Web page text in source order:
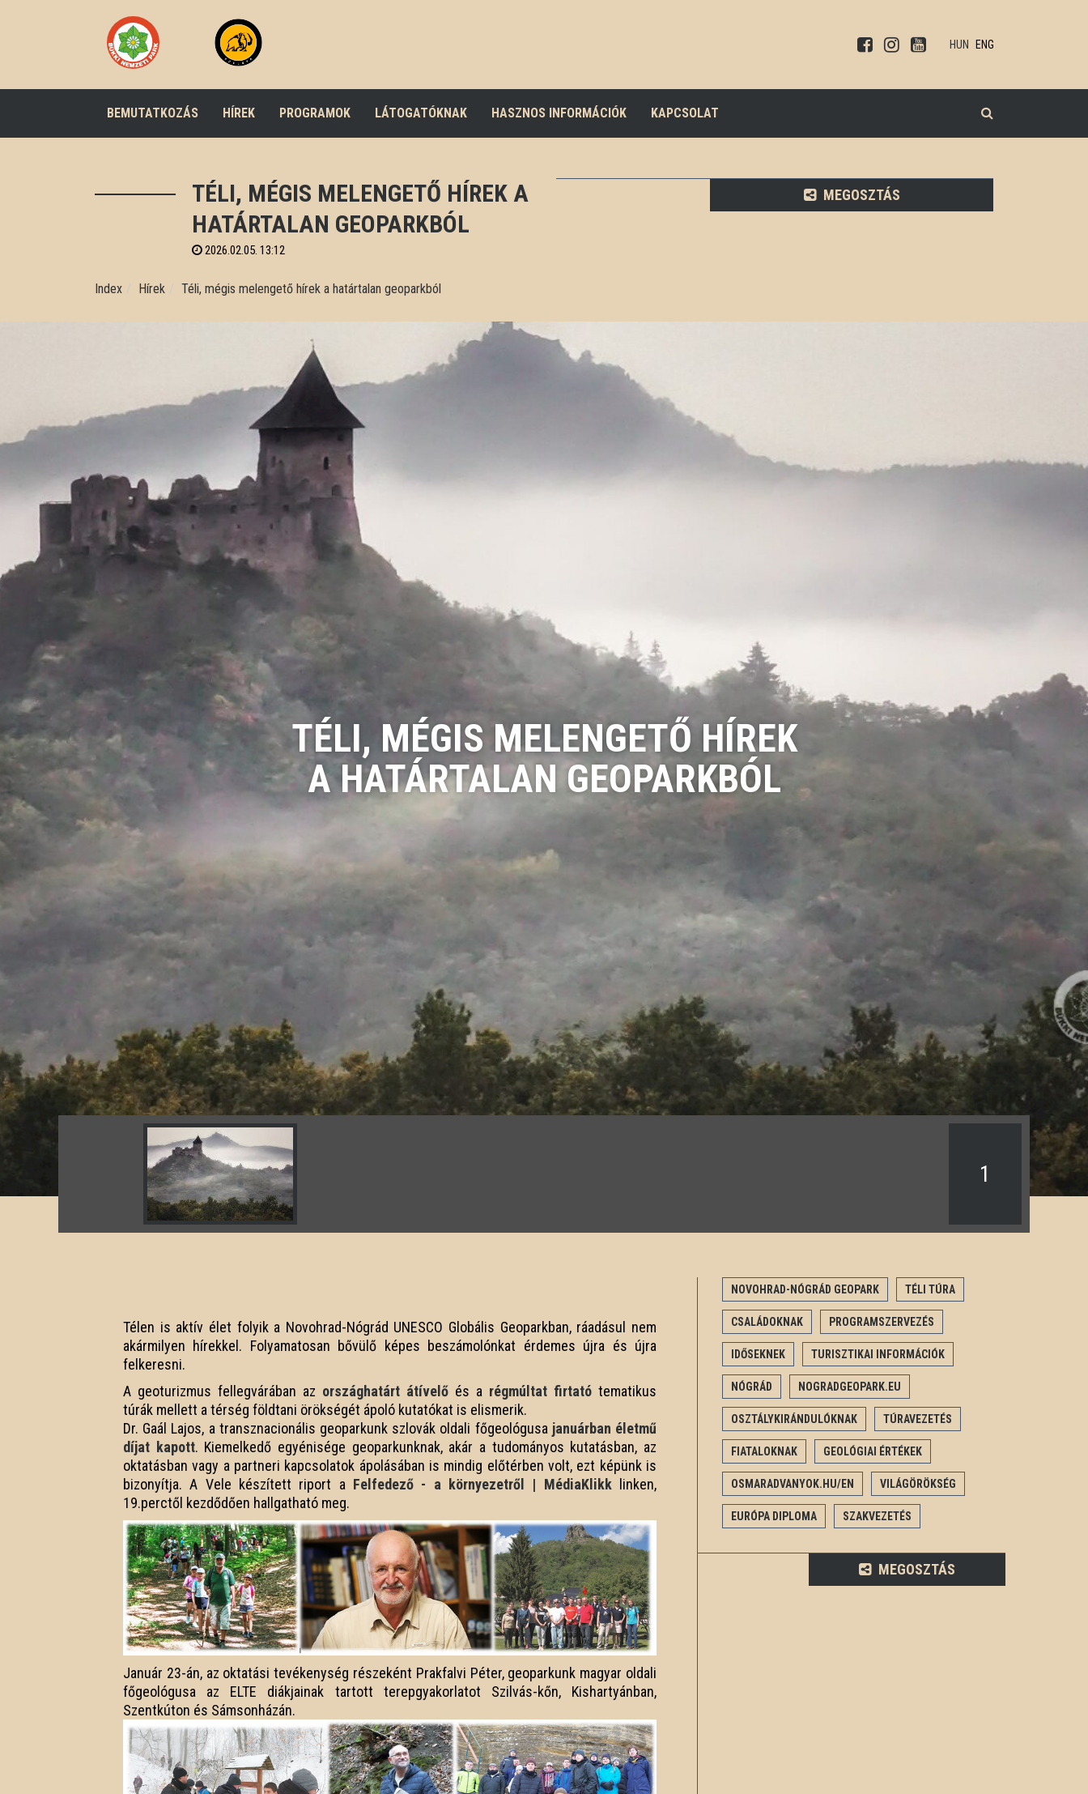
HUN ENG
BEMUTATKOZÁS HÍREK PROGRAMOK LÁTOGATÓKNAK HASZNOS INFORMÁCIÓK KAPCSOLAT
TÉLI, MÉGIS MELENGETŐ HÍREK A
HATÁRTALAN GEOPARKBÓL
2026.02.05. 13:12
Index Hírek Téli, mégis melengető hírek a határtalan geoparkból
MEGOSZTÁS
TÉLI, MÉGIS MELENGETŐ HÍREK
A HATÁRTALAN GEOPARKBÓL
1
Télen is aktív élet folyik a Novohrad-Nógrád UNESCO Globális Geoparkban, ráadásul nem
akármilyen hírekkel. Folyamatosan bővülő képes beszámolónkat érdemes újra és újra
felkeresni.
A geoturizmus fellegvárában az országhatárt átívelő és a régmúltat firtató tematikus
túrák mellett a térség földtani örökségét ápoló kutatókat is elismerik.
Dr. Gaál Lajos, a transznacionális geoparkunk szlovák oldali főgeológusa januárban életmű
díjat kapott. Kiemelkedő egyénisége geoparkunknak, akár a tudományos kutatásban, az
oktatásban vagy a partneri kapcsolatok ápolásában is mindig előtérben volt, ezt képünk is
bizonyítja. A Vele készített riport a Felfedező - a környezetről | MédiaKlikklinken,
19.perctől kezdődően hallgatható meg.
Január 23-án, az oktatási tevékenység részeként Prakfalvi Péter, geoparkunk magyar oldali
főgeológusa az ELTE diákjainak tartott terepgyakorlatot Szilvás-kőn, Kishartyánban,
Szentkúton és Sámsonházán.
NOVOHRAD-NÓGRÁD GEOPARK TÉLI TÚRA
CSALÁDOKNAK PROGRAMSZERVEZÉS
IDŐSEKNEK TURISZTIKAI INFORMÁCIÓK
NÓGRÁD NOGRADGEOPARK.EU
OSZTÁLYKIRÁNDULÓKNAK TÚRAVEZETÉS
FIATALOKNAK GEOLÓGIAI ÉRTÉKEK
OSMARADVANYOK.HU/EN VILÁGÖRÖKSÉG
EURÓPA DIPLOMA SZAKVEZETÉS
MEGOSZTÁS